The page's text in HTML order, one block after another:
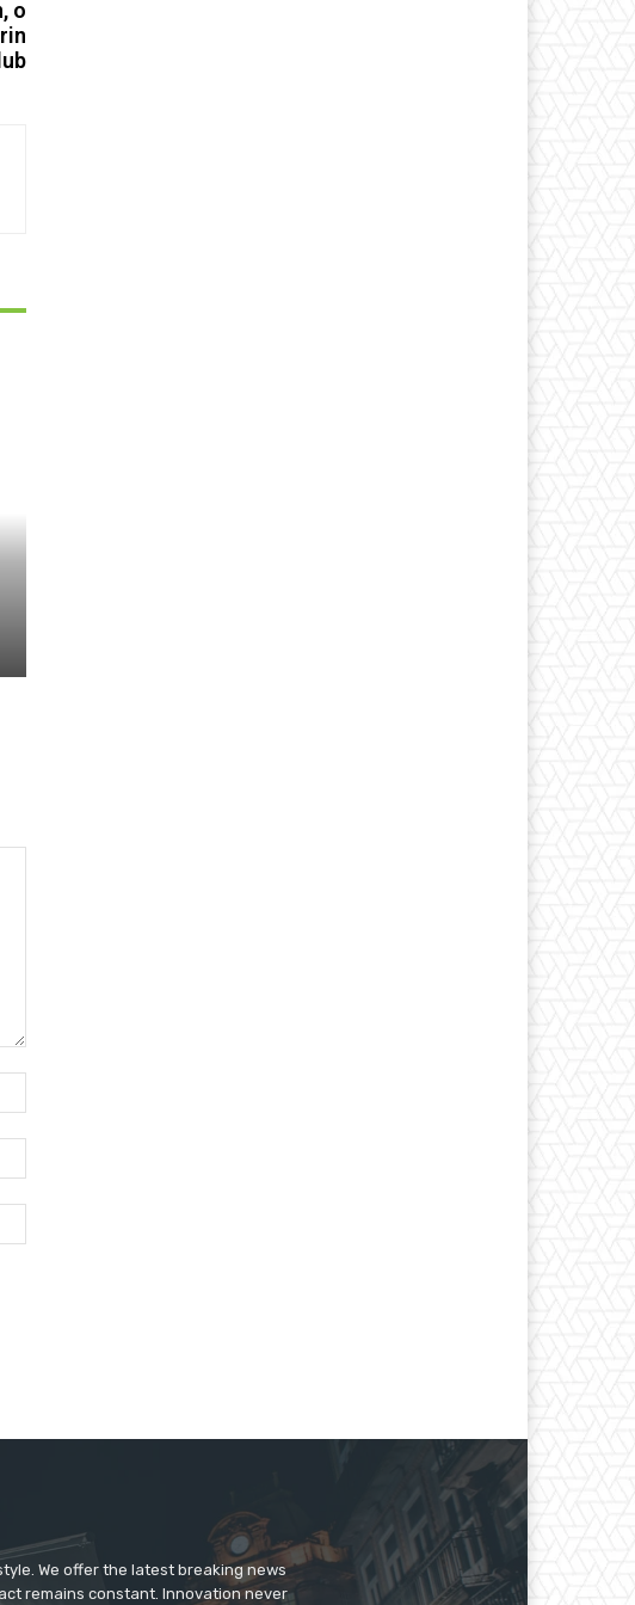
o
почта:*
Сайт:
We offer the latest breaking news
remains constant. Innovation never